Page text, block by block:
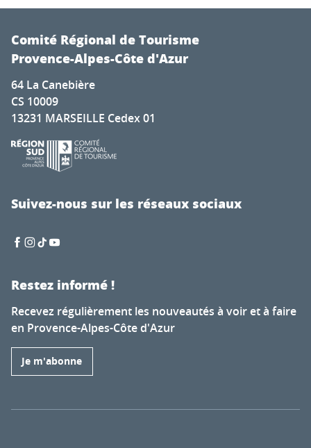
Comité Régional de Tourisme
Provence-Alpes-Côte d'Azur
64 La Canebière
CS 10009
13231 MARSEILLE Cedex 01
Suivez-nous sur les réseaux sociaux
Restez informé !
Recevez régulièrement les nouveautés à voir et à faire
en Provence-Alpes-Côte d'Azur
Je m'abonne